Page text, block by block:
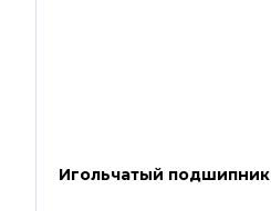
Игольчатый подшипник